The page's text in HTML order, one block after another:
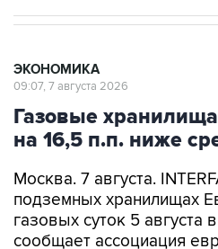
ЭКОНОМИКА
09:07, 7 августа 2026
Газовые
на 16,5 п.п. ниже
Москва. 7 августа.
подземных хранилищах
газовых суток 5 августа
сообщает ассоциация